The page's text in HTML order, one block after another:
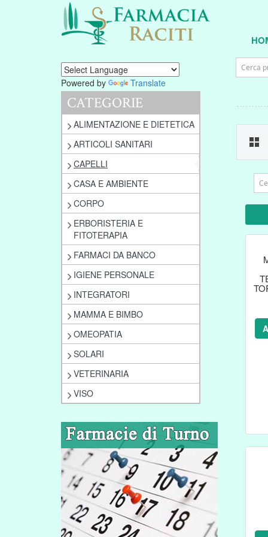
Powered by Translate
CATEGORIE
ALIMENTAZIONE E DIETETICA
ARTICOLI SANITARI
CAPELLI
CASA E AMBIENTE
CORPO
ERBORISTERIA E
FITOTERAPIA
FARMACI DA BANCO
IGIENE PERSONALE
INTEGRATORI
MAMMA E BIMBO
OMEOPATIA
SOLARI
VETERINARIA
VISO